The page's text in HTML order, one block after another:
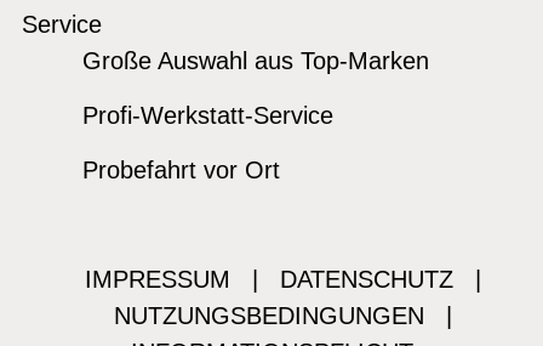
Service
Große Auswahl aus Top-Marken
Profi-Werkstatt-Service
Probefahrt vor Ort
IMPRESSUM DATENSCHUTZ
NUTZUNGSBEDINGUNGEN